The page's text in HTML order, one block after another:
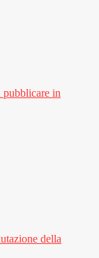
pubblicare in
della